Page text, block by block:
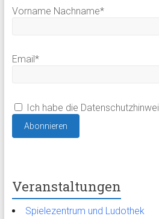
Vorname Nachname*
Email*
Ich habe die
Veranstaltungen
Spielezentrum und Ludothek